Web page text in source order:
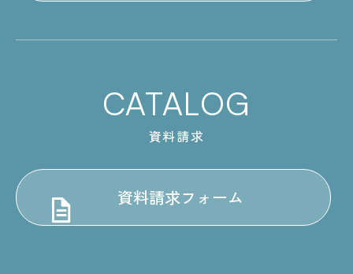
CATALOG
資料請求
資料請求フォーム